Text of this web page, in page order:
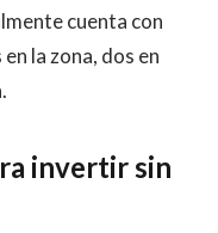
cuenta con
la zona, dos en
invertir sin